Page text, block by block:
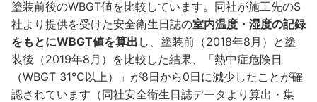
塗装前後のWBGT値を比較しています。同社が施工先のS
社より提供を受けた安全衛生日誌の室内温度・湿度の記録
をもとにWBGT値を算出 し、塗装前（2018年8月）と塗
装後（2019年8月）を比較した結果、「熱中症危険日
（WBGT 31℃以上）」が8日から0日に減少したことが確
認されています（同社安全衛生日誌データより算出・集